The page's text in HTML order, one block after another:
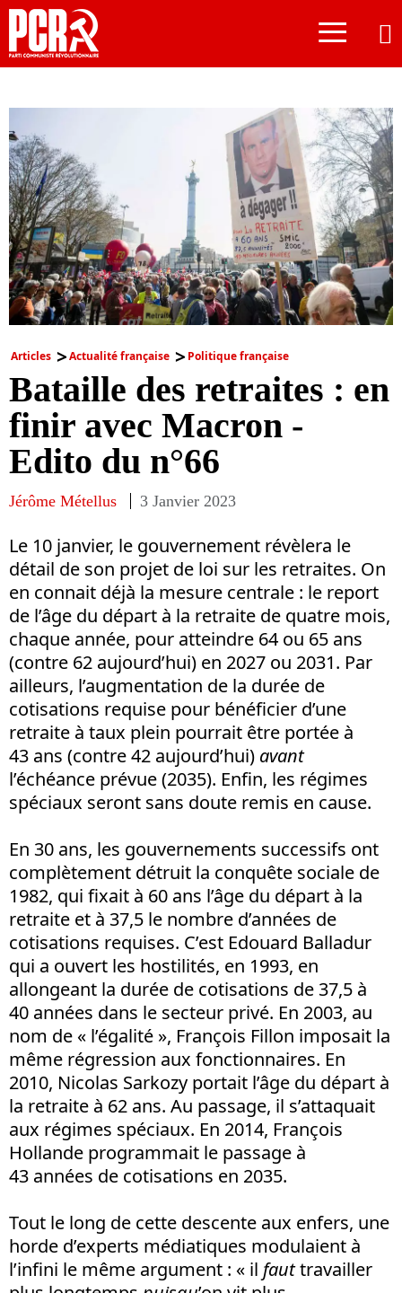
≡
Articles Actualité française Politique française
Bataille des retraites : en
finir avec Macron -
Edito du n°66
Jérôme Métellus 3 Janvier 2023
Le 10 janvier, le gouvernement révèlera le
détail de son projet de loi sur les retraites. On
en connait déjà la mesure centrale : le report
de l’âge du départ à la retraite de quatre mois,
chaque année, pour atteindre 64 ou 65 ans
(contre 62 aujourd’hui) en 2027 ou 2031. Par
ailleurs, l’augmentation de la durée de
cotisations requise pour bénéficier d’une
retraite à taux plein pourrait être portée à
43 ans (contre 42 aujourd’hui) avant
l’échéance prévue (2035). Enfin, les régimes
spéciaux seront sans doute remis en cause.
En 30 ans, les gouvernements successifs ont
complètement détruit la conquête sociale de
1982, qui fixait à 60 ans l’âge du départ à la
retraite et à 37,5 le nombre d’années de
cotisations requises. C’est Edouard Balladur
qui a ouvert les hostilités, en 1993, en
allongeant la durée de cotisations de 37,5 à
40 années dans le secteur privé. En 2003, au
nom de « l’égalité », François Fillon imposait la
même régression aux fonctionnaires. En
2010, Nicolas Sarkozy portait l’âge du départ à
la retraite à 62 ans. Au passage, il s’attaquait
aux régimes spéciaux. En 2014, François
Hollande programmait le passage à
43 années de cotisations en 2035.
Tout le long de cette descente aux enfers, une
horde d’experts médiatiques modulaient à
l’infini le même argument : « il fauttravailler